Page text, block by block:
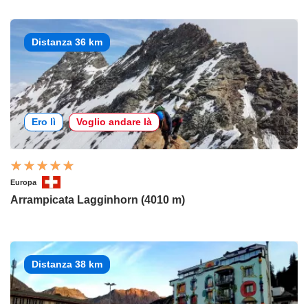
Distanza 36 km
Ero lì Voglio andare là
Europa
Arrampicata Lagginhorn (4010 m)
Distanza 38 km